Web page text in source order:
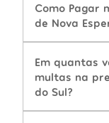
Como Pagar
de Nova
Em quantas
multas na
do Sul?